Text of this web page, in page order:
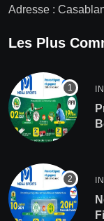
Adresse :
Les Plus